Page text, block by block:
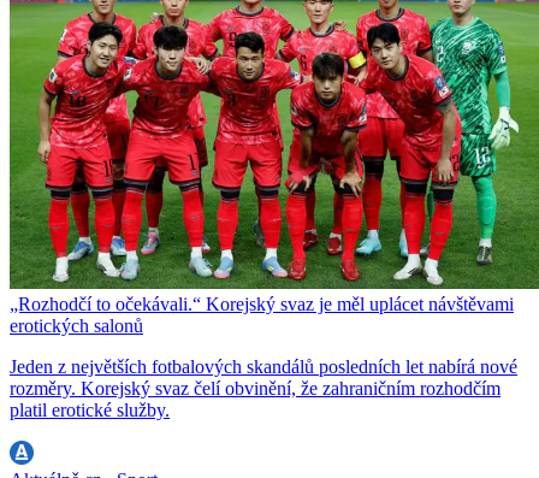
„Rozhodčí to očekávali.“ Korejský svaz je měl uplácet návštěvami
erotických salonů
Jeden z největších fotbalových skandálů posledních let nabírá nové
rozměry. Korejský svaz čelí obvinění, že zahraničním rozhodčím
platil erotické služby.